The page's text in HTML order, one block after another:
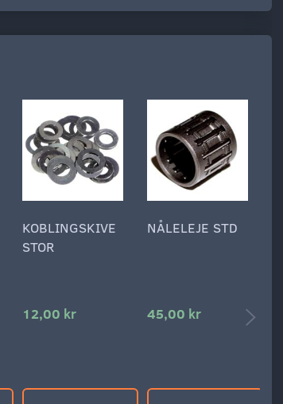
KOBLINGSKIVE
STOR
12,00 kr
NÅLELEJE STD
45,00 kr